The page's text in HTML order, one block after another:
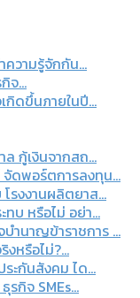
ความรู้จักกัน...
จ...
กิดขึ้นภายในปี...
กู้เงินจากสถ...
ดพอร์ตการลงทุน...
รงงานผลิตยาส...
บ หรือไม่ อย่า...
านาญข้าราชการ ...
หรือไม่?...
ะกันสังคม ได...
กิจ SMEs...